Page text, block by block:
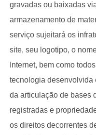
gravadas ou baixadas
armazenamento de
serviço sujeitará os
site, seu logotipo, o
Internet, bem como
tecnologia desenvolvida
da articulação de bases
registradas e
os direitos decorrentes